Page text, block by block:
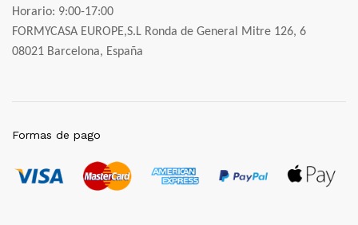
Horario: 9:00-17:00
FORMYCASA EUROPE,S.L Ronda de General Mitre 126, 6
08021 Barcelona, España
Formas de pago